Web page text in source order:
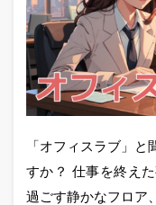
「オフィスラブ」
すか？ 仕事を終え
過ごす静かなフロア